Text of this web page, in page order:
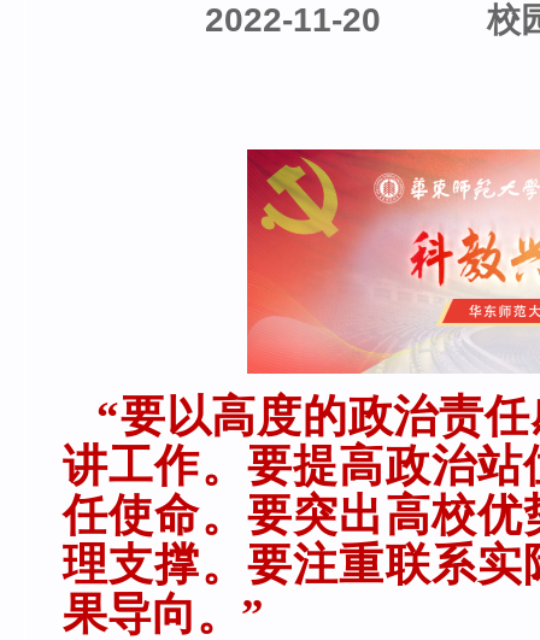
2022-11-20 校
“要以高度的政治责
讲工作。要提高政治
任使命。 要突出高校优
理支撑。 要注重联系实
果导向。”